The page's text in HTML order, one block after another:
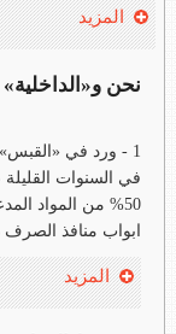
المزيد
نحن
في السنوات القليلة
50% من المواد
ابواب منافذ الصرف
المزيد